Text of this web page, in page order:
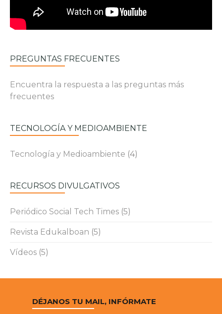
PREGUNTAS FRECUENTES
Encuentra la respuesta a las preguntas más
frecuentes
TECNOLOGÍA Y MEDIOAMBIENTE
Tecnología y Medioambiente (4)
RECURSOS DIVULGATIVOS
Periódico Social Tech Times (5)
Revista Edukalboan (5)
Vídeos (5)
DÉJANOS TU MAIL, INFÓRMATE